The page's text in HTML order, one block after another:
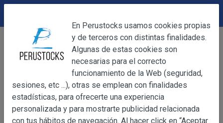
Alimentación
Alimentos deshidratados
Ají amarillo seco mirasol 100g
OBJETO
DEVOLUCIONES
En Perustocks usamos cookies propias
y de terceros con distintas finalidades.
Algunas de estas cookies son
necesarias para el correcto
funcionamiento de la Web (seguridad,
sesiones, etc ...), otras se emplean con finalidades
estadísticas, para ofrecerte una experiencia
personalizada y para mostrarte publicidad relacionada
con tus hábitos de navegación. Al hacer click en “Aceptar